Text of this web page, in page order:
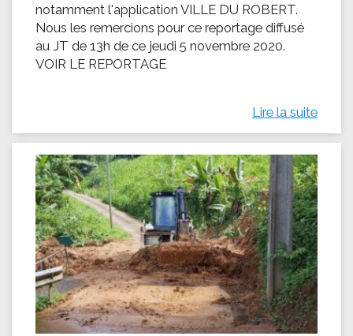
notamment l'application VILLE DU ROBERT.
Nous les remercions pour ce reportage diffusé
au JT de 13h de ce jeudi 5 novembre 2020.
VOIR LE REPORTAGE
Lire la suite